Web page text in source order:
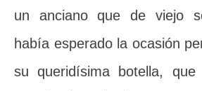
un anciano que de viejo
había esperado la ocasión
su queridísima botella, que